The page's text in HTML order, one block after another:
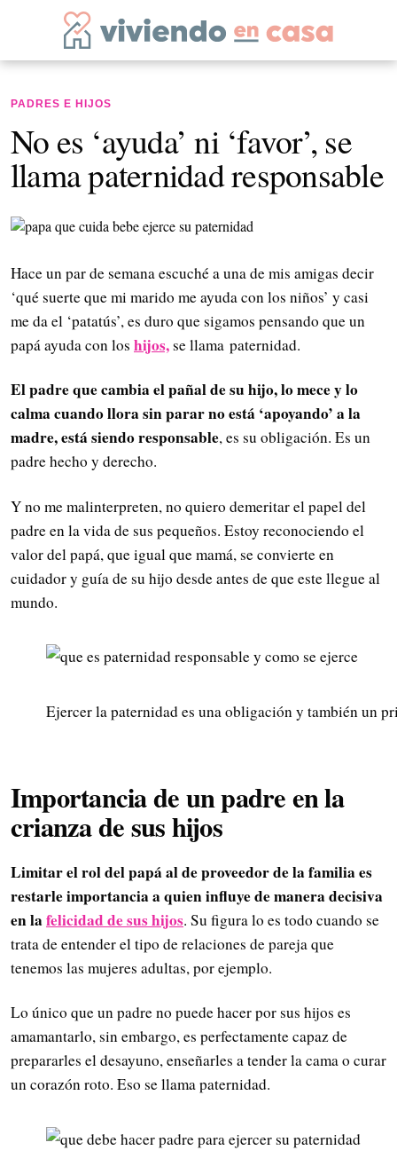
PADRES E HIJOS
No es ‘ayuda’ ni ‘favor’, se
llama paternidad responsable
Hace un par de semana escuché a una de mis amigas decir
‘qué suerte que mi marido me ayuda con los niños’ y casi
me da el ‘patatús’, es duro que sigamos pensando que un
papá ayuda con los hijos,se llama paternidad.
El padre que cambia el pañal de su hijo, lo mece y lo
calma cuando llora sin parar no está ‘apoyando’ a la
madre, está siendo responsable, es su obligación. Es un
padre hecho y derecho.
Y no me malinterpreten, no quiero demeritar el papel del
padre en la vida de sus pequeños. Estoy reconociendo el
valor del papá, que igual que mamá, se convierte en
cuidador y guía de su hijo desde antes de que este llegue al
mundo.
Ejercer la paternidad es una obligación y también un
Importancia de un padre en la
crianza de sus hijos
Limitar el rol del papá al de proveedor de la familia es
restarle importancia a quien influye de manera decisiva
en la felicidad de sus hijos. Su figura lo es todo cuando se
trata de entender el tipo de relaciones de pareja que
tenemos las mujeres adultas, por ejemplo.
Lo único que un padre no puede hacer por sus hijos es
amamantarlo, sin embargo, es perfectamente capaz de
prepararles el desayuno, enseñarles a tender la cama o curar
un corazón roto. Eso se llama paternidad.